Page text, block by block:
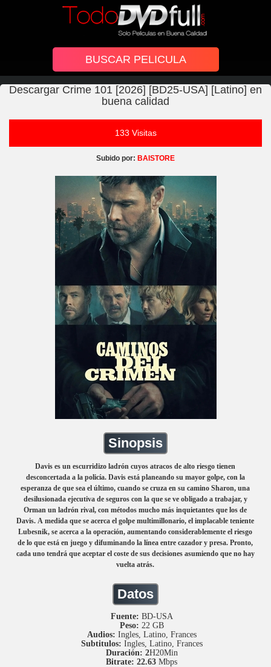
Descargar Crime 101 [2026] [BD25-USA] [Latino] en
buena calidad
133 Visitas
Subido por: BAISTORE
Sinopsis
Davis es un escurridizo ladrón cuyos atracos de alto riesgo tienen
desconcertada a la policía. Davis está planeando su mayor golpe, con la
esperanza de que sea el último, cuando se cruza en su camino Sharon, una
desilusionada ejecutiva de seguros con la que se ve obligado a trabajar, y
Orman un ladrón rival, con métodos mucho más inquietantes que los de
Davis. A medida que se acerca el golpe multimillonario, el implacable teniente
Lubesnik, se acerca a la operación, aumentando considerablemente el riesgo
de lo que está en juego y difuminando la línea entre cazador y presa. Pronto,
cada uno tendrá que aceptar el coste de sus decisiones asumiendo que no hay
vuelta atrás.
Datos
Fuente: BD-USA
Peso: 22 GB
Audios: Ingles, Latino, Frances
Subtitulos: Ingles, Latino, Frances
Duración: 2H20Min
Bitrate: 22.63 Mbps